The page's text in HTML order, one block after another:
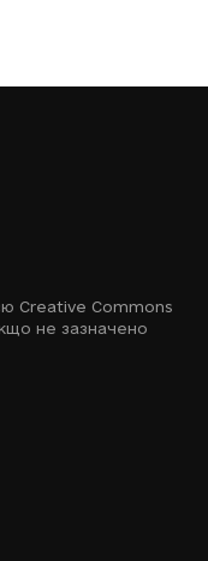
Creative Commons
не зазначено